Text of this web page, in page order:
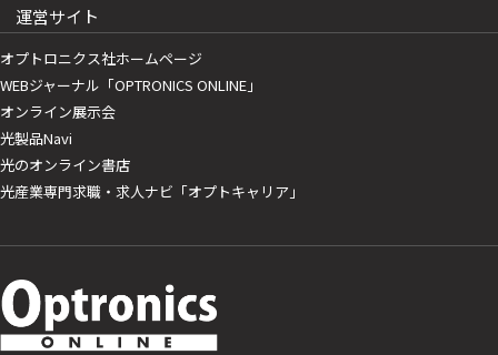
運営サイト
オプトロニクス社ホームページ
WEBジャーナル「OPTRONICS ONLINE」
オンライン展示会
光製品Navi
光のオンライン書店
光産業専門求職・求人ナビ「オプトキャリア」